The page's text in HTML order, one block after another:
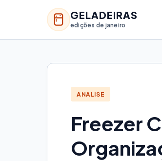
GELADEIRAS
edições de janeiro
ANALISE
Freezer